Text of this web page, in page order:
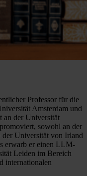
Professor für die
Amsterdam und
an der Universität
sowohl an der
der Universität von Irland
erwarb er einen LLM-
Leiden im Bereich
internationalen